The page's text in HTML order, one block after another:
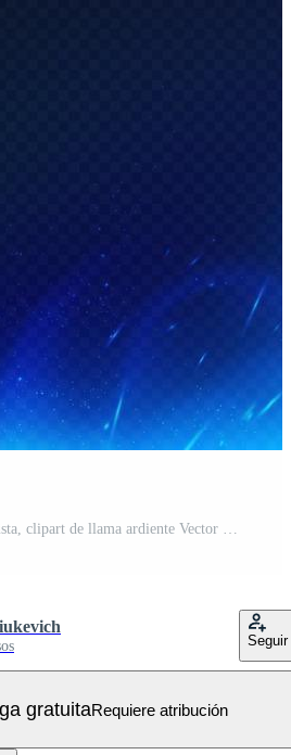
borde de fuego azul realista, clipart de llama ardiente Vector Gratis
Seguir
gratuitaRequiere atribución